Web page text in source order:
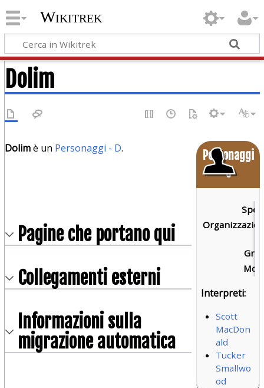
Wikitrek
Dolim
Personaggi
o
Interpreti:
Scott
MacDon
ald
Tucker
Smallwo
od
Dolimè un Personaggi - D.
Pagine che portano qui
Collegamenti esterni
Informazioni sulla
migrazione automatica